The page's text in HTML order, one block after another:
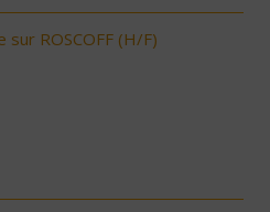
ROSCOFF (H/F)